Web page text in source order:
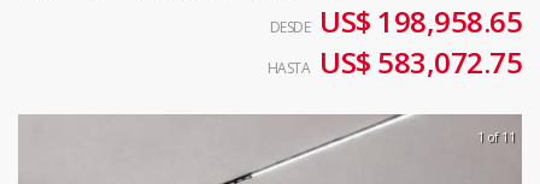
DESDE US$ 198,958.65
HASTA US$ 583,072.75
1 of 11